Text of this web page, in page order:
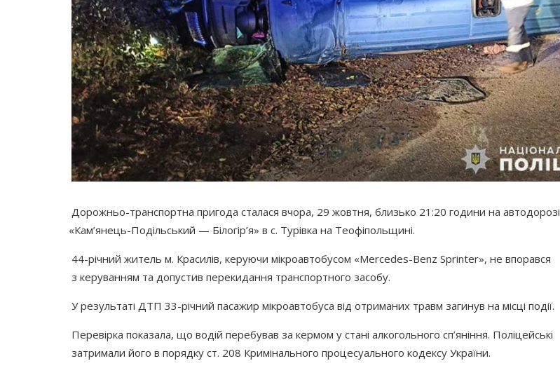
Дорожньо-транспортна пригода сталася вчора, 29 жовтня, близько 21:20 години на автодорозі
«Кам’янець-Подільський — Білогір’я» в с. Турівка на Теофіпольщині.
44-річний житель м. Красилів, керуючи мікроавтобусом «Mercedes-Benz Sprinter», не впорався
з керуванням та допустив перекидання транспортного засобу.
У результаті ДТП 33-річний пасажир мікроавтобуса від отриманих травм загинув на місці події.
Перевірка показала, що водій перебував за кермом у стані алкогольного сп’яніння. Поліцейські
затримали його в порядку ст. 208 Кримінального процесуального кодексу України.